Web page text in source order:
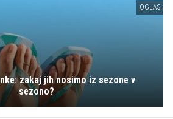
OGLAS
zakaj jih nosimo iz sezone v
sezono?